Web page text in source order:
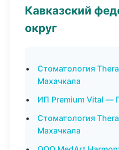
Кавказский
округ
Стоматология
Махачкала
ИП Premium Vital —
Стоматология
Махачкала